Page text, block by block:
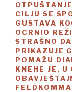
CILJU SE
GUSTAVA
OCRNIO
STRAŠNO
PRIKAZUJE
POMAŽU
KNEHE JE, U